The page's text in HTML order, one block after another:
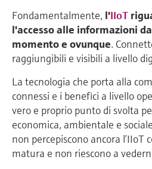
Fondamentalmente, l'IIoT
l'accesso alle informazioni
momento e ovunque.
raggiungibili e visibili a livello
La tecnologia che porta alla
connessi e i benefici a livello
vero e proprio punto di svolta
economica, ambientale e
non percepiscono ancora l’IIoT
matura e non riescono a